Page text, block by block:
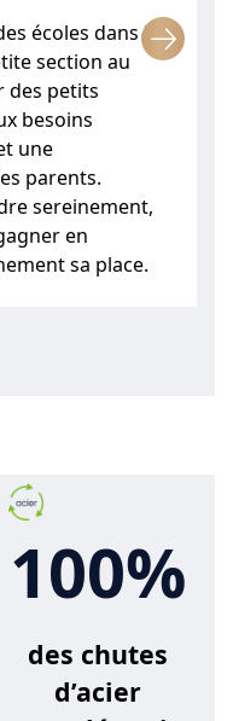
écoles dans les
section au
des petits
besoins
une
parents.
sereinement,
en
sa place.
100%
des chutes
d’acier